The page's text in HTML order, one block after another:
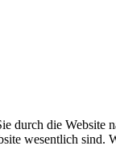
durch die
wesentlich